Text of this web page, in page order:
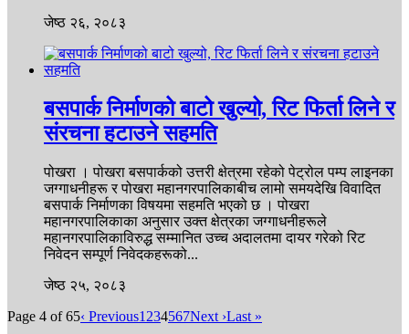
जेष्ठ २६, २०८३
बसपार्क निर्माणको बाटो खुल्यो, रिट फिर्ता लिने र
संरचना हटाउने सहमति
पोखरा । पोखरा बसपार्कको उत्तरी क्षेत्रमा रहेको पेट्रोल पम्प लाइनका
जग्गाधनीहरू र पोखरा महानगरपालिकाबीच लामो समयदेखि विवादित
बसपार्क निर्माणका विषयमा सहमति भएको छ । पोखरा
महानगरपालिकाका अनुसार उक्त क्षेत्रका जग्गाधनीहरूले
महानगरपालिकाविरुद्ध सम्मानित उच्च अदालतमा दायर गरेको रिट
निवेदन सम्पूर्ण निवेदकहरूको...
जेष्ठ २५, २०८३
Page 4 of 65‹ Previous1 234567Next ›Last »